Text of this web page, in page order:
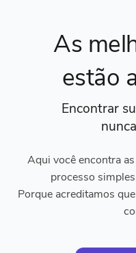
As
estão
Encontrar
Aqui você encontra
processo
Porque acreditamos